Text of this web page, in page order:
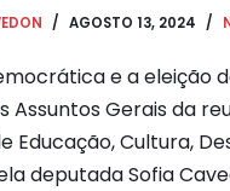
AGOSTO 13, 2024
e a eleição
Assuntos Gerais da
Educação, Cultura,
deputada Sofia